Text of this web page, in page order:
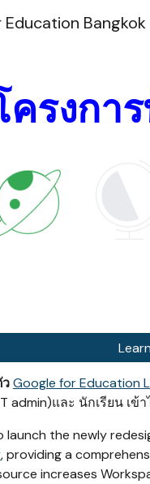
Bangkok
ครงกา
Google for Education
admin)และ นักเรียน เข้า
launch the newly
, providing a
increases